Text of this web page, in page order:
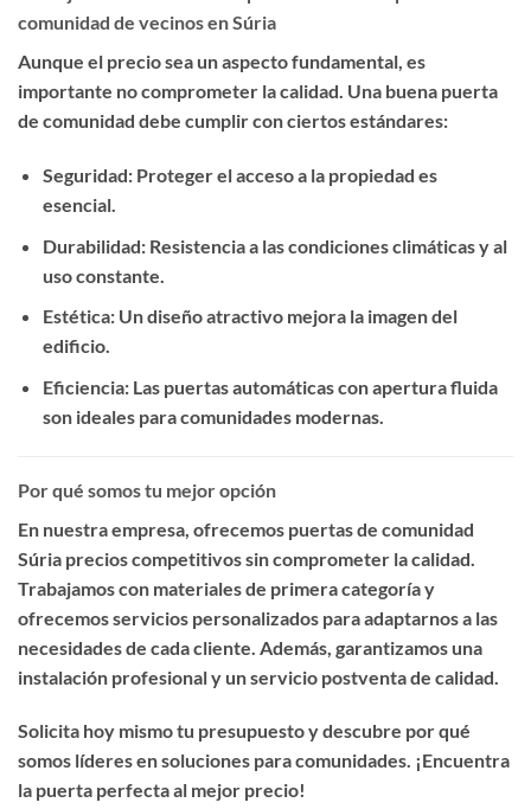
comunidad de vecinos en Súria
Aunque el precio sea un aspecto fundamental, es
importante no comprometer la calidad. Una buena puerta
de comunidad debe cumplir con ciertos estándares:
Seguridad: Proteger el acceso a la propiedad es
esencial.
Durabilidad: Resistencia a las condiciones climáticas y al
uso constante.
Estética: Un diseño atractivo mejora la imagen del
edificio.
Eficiencia: Las puertas automáticas con apertura fluida
son ideales para comunidades modernas.
Por qué somos tu mejor opción
En nuestra empresa, ofrecemos puertas de comunidad
Súria precios competitivossin comprometer la calidad.
Trabajamos con materiales de primera categoría y
ofrecemos servicios personalizados para adaptarnos a las
necesidades de cada cliente. Además, garantizamos una
instalación profesional y un servicio postventa de calidad.
Solicita hoy mismo tu presupuesto y descubre por qué
somos líderes en soluciones para comunidades. ¡Encuentra
la puerta perfecta al mejor precio!